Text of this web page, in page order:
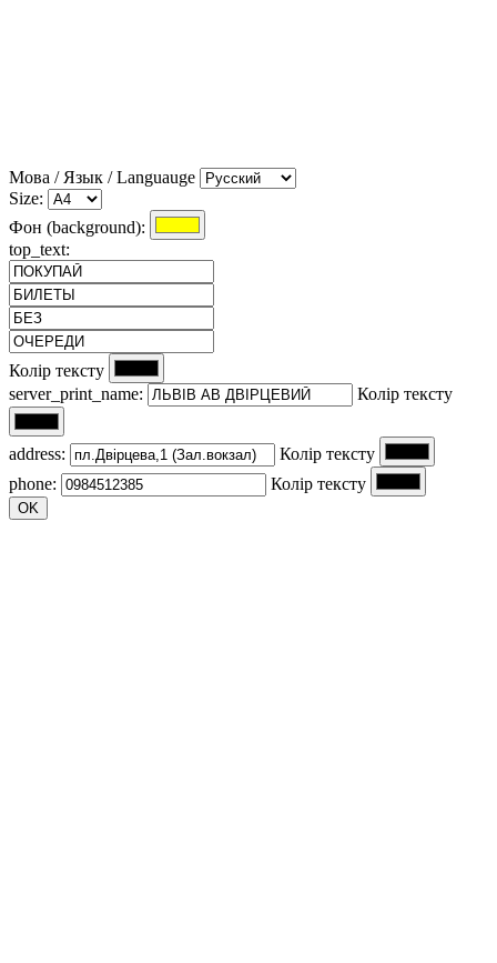
Мова / Язык / Languauge
Size:
Фон (background):
top_text:
Колір тексту
server_print_name:
Колір тексту
address:
Колір тексту
phone:
Колір тексту